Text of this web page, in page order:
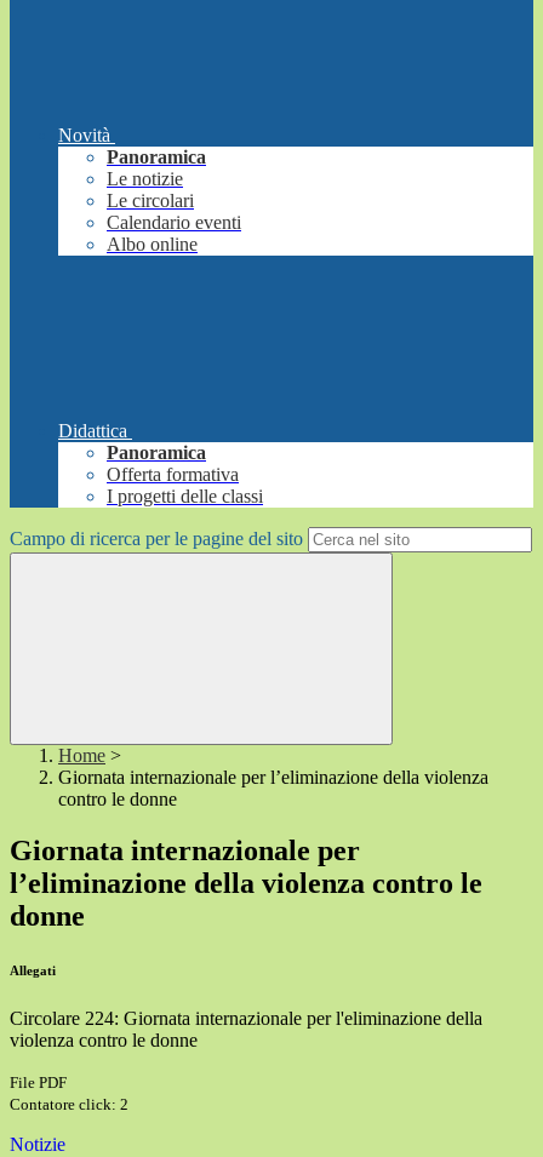
Novità
Panoramica
Le notizie
Le circolari
Calendario eventi
Albo online
Didattica
Panoramica
Offerta formativa
I progetti delle classi
Campo di ricerca per le pagine del sito
Home >
Giornata internazionale per l’eliminazione della violenza
contro le donne
Giornata internazionale per
l’eliminazione della violenza contro le
donne
Allegati
Circolare 224: Giornata internazionale per l'eliminazione della
violenza contro le donne
File PDF
Contatore click: 2
Notizie